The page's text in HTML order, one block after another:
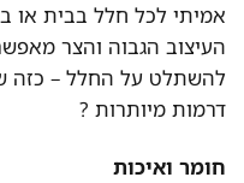
אמיתי לכל חלל בבית או
העיצוב הגבוה והצר
להשתלט על החלל – כזה
דרמות מיותרות ?
חומר ואיכות